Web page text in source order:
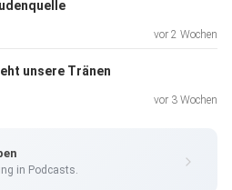
die Kraft, Ihr Leben Tag für Tag,
vor 2 Wochen
unsere Tränen
vor 3 Wochen
in Podcasts.